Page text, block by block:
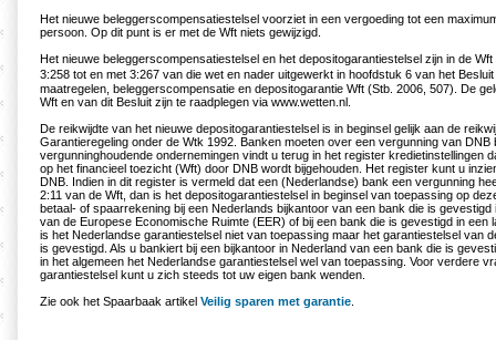
Het nieuwe beleggerscompensatiestelsel voorziet in een vergoeding tot een
persoon. Op dit punt is er met de Wft niets gewijzigd.
Het nieuwe beleggerscompensatiestelsel en het depositogarantiestelsel zijn in de
3:258 tot en met 3:267 van die wet en nader uitgewerkt in hoofdstuk 6 van het
maatregelen, beleggerscompensatie en depositogarantie Wft (Stb. 2006, 507). De
Wft en van dit Besluit zijn te raadplegen via www.wetten.nl.
De reikwijdte van het nieuwe depositogarantiestelsel is in beginsel gelijk aan de
Garantieregeling onder de Wtk 1992. Banken moeten over een vergunning van DNB
vergunninghoudende ondernemingen vindt u terug in het register kredietinstellingen
op het financieel toezicht (Wft) door DNB wordt bijgehouden. Het register kunt u
DNB. Indien in dit register is vermeld dat een (Nederlandse) bank een vergunning
2:11 van de Wft, dan is het depositogarantiestelsel in beginsel van toepassing op
betaal- of spaarrekening bij een Nederlands bijkantoor van een bank die is gevestigd
van de Europese Economische Ruimte (EER) of bij een bank die is gevestigd in een
is het Nederlandse garantiestelsel niet van toepassing maar het garantiestelsel van
is gevestigd. Als u bankiert bij een bijkantoor in Nederland van een bank die is
in het algemeen het Nederlandse garantiestelsel wel van toepassing. Voor verdere
garantiestelsel kunt u zich steeds tot uw eigen bank wenden.
Zie ook het Spaarbaak artikel Veilig sparen met garantie